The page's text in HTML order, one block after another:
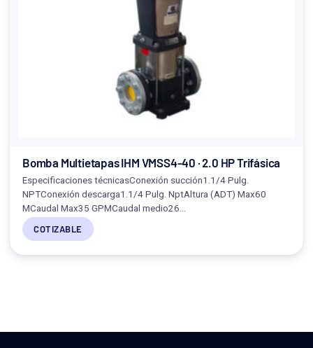
Bomba Multietapas IHM VMSS4-40 · 2.0 HP Trifásica
Especificaciones técnicasConexión succión1.1/4 Pulg.
NPTConexión descarga1.1/4 Pulg. NptAltura (ADT) Max60
MCaudal Max35 GPMCaudal medio26…
COTIZABLE